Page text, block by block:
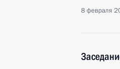
8 февраля